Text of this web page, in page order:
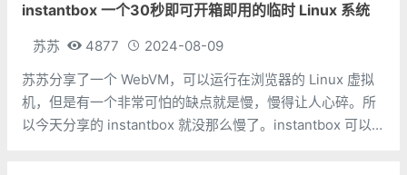
口，官方宣称最快3秒内就能扫
instantbox 一个30秒即可开箱即用的临时 Linux 系统
苏苏 4877
2024-08-09
苏苏分享了一个 WebVM，可以运行在浏览器的 Linux 虚拟
机，但是有一个非常可怕的缺点就是慢，慢得让人心碎。所
以今天分享的 instantbox 就没那么慢了。instantbox 可以让